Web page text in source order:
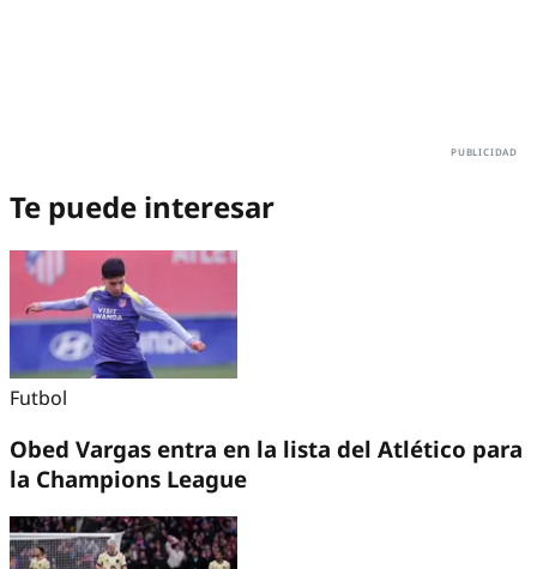
Te puede interesar
Futbol
Obed Vargas entra en la lista del Atlético para
la Champions League